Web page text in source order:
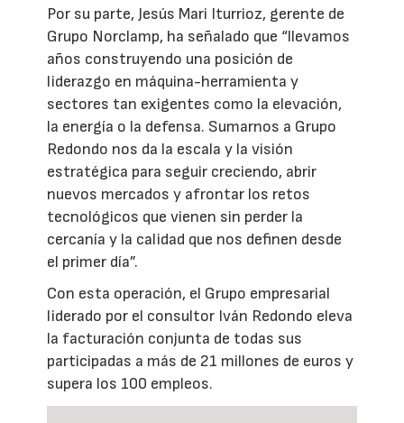
Por su parte, Jesús Mari Iturrioz, gerente de
Grupo Norclamp, ha señalado que “llevamos
años construyendo una posición de
liderazgo en máquina-herramienta y
sectores tan exigentes como la elevación,
la energía o la defensa. Sumarnos a Grupo
Redondo nos da la escala y la visión
estratégica para seguir creciendo, abrir
nuevos mercados y afrontar los retos
tecnológicos que vienen sin perder la
cercanía y la calidad que nos definen desde
el primer día”.
Con esta operación, el Grupo empresarial
liderado por el consultor Iván Redondo eleva
la facturación conjunta de todas sus
participadas a más de 21 millones de euros y
supera los 100 empleos.